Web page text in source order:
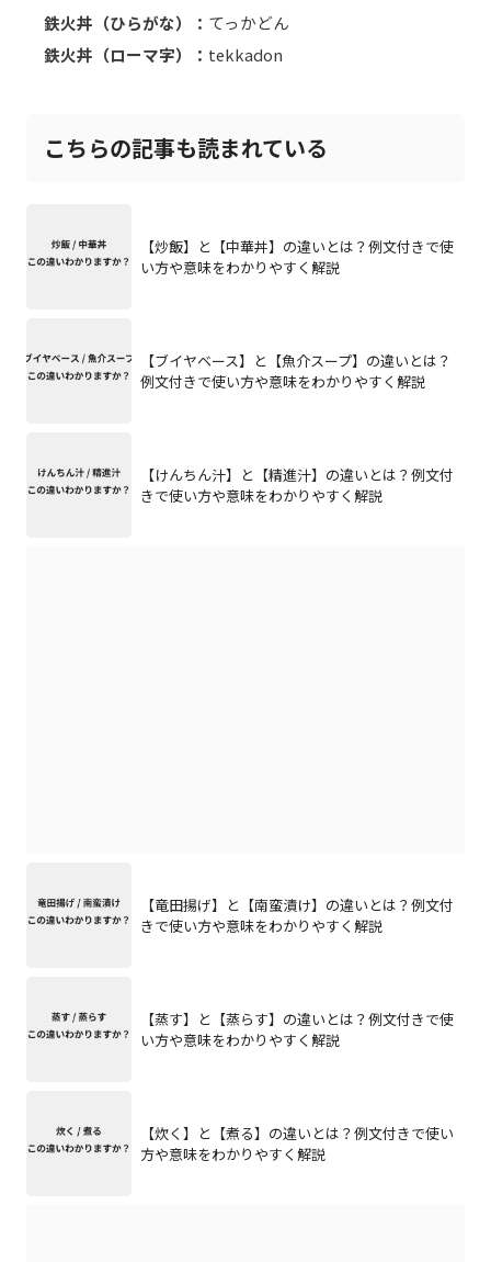
鉄火丼（ひらがな）： てっかどん
鉄火丼（ローマ字）： tekkadon
こちらの記事も読まれている
【炒飯】と【中華丼】の違いとは？例文付きで使
い方や意味をわかりやすく解説
【ブイヤベース】と【魚介スープ】の違いとは？
例文付きで使い方や意味をわかりやすく解説
【けんちん汁】と【精進汁】の違いとは？例文付
きで使い方や意味をわかりやすく解説
【竜田揚げ】と【南蛮漬け】の違いとは？例文付
きで使い方や意味をわかりやすく解説
【蒸す】と【蒸らす】の違いとは？例文付きで使
い方や意味をわかりやすく解説
【炊く】と【煮る】の違いとは？例文付きで使い
方や意味をわかりやすく解説